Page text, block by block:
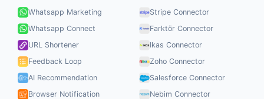
Whatsapp Marketing
Whatsapp Connect
URL Shortener
Feedback Loop
AI Recommendation
Browser Notification
Stripe Connector
Farktör Connector
Ikas Connector
Zoho Connector
Salesforce Connector
Nebim Connector